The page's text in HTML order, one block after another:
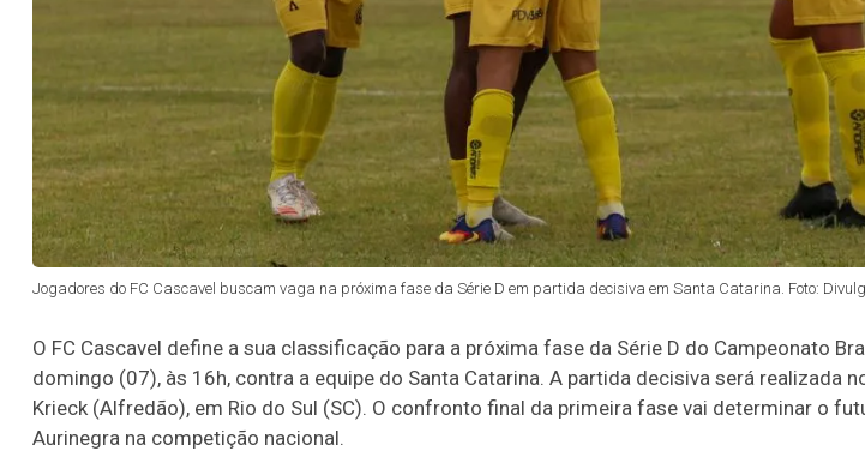
Jogadores do FC Cascavel buscam vaga na próxima fase da Série D em partida decisiva em Santa Catarina. Foto:
O FC Cascavel define a sua classificação para a próxima fase da Série D do Campeonato
domingo (07), às 16h, contra a equipe do Santa Catarina. A partida decisiva será realizada
Krieck (Alfredão), em Rio do Sul (SC). O confronto final da primeira fase vai determinar o
Aurinegra na competição nacional.